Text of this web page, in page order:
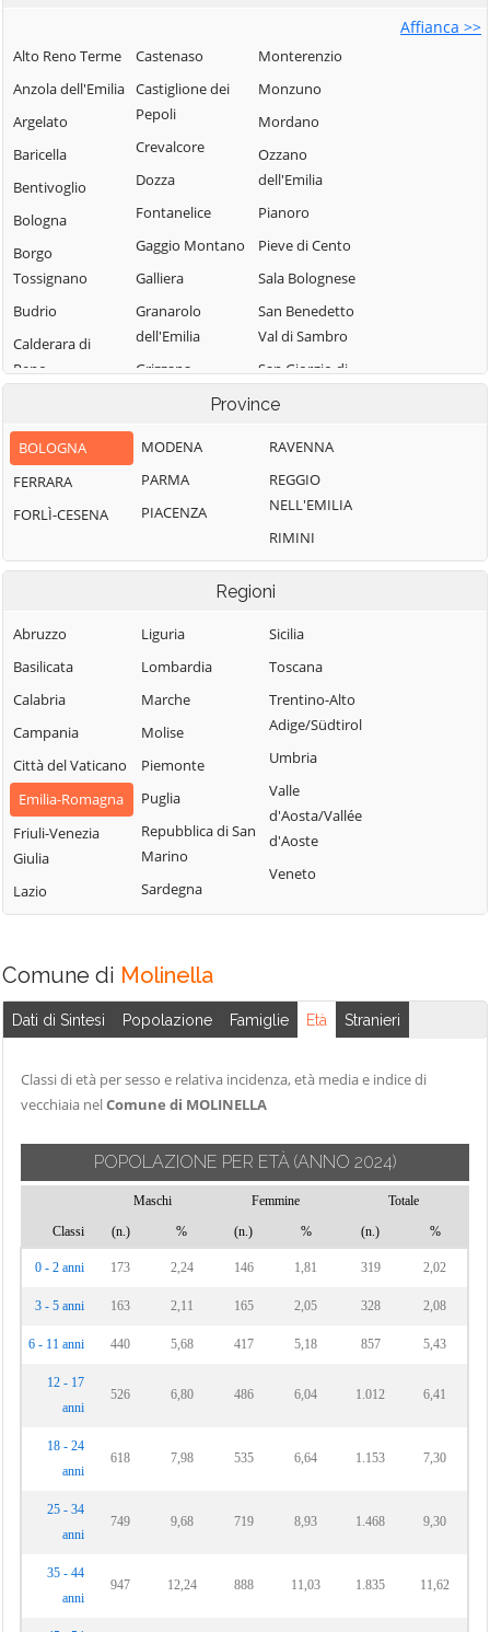
Affianca >>
Alto Reno Terme
Anzola dell'Emilia
Argelato
Baricella
Bentivoglio
Bologna
Borgo
Tossignano
Budrio
Calderara di
Reno
Casalecchio di
Reno
Casalfiumanese
Castel d'Aiano
Castel del Rio
Castel Guelfo di
Terme
Castello d'Argile
Castenaso
Castiglione dei
Pepoli
Crevalcore
Dozza
Fontanelice
Gaggio Montano
Galliera
Granarolo
dell'Emilia
Grizzana
Belvedere
Loiano
Minerbio
Monterenzio
Monzuno
Mordano
Ozzano
dell'Emilia
Pianoro
Pieve di Cento
Sala Bolognese
San Benedetto
Val di Sambro
San Giorgio di
Persiceto
San Lazzaro di
Savena
San Pietro in
Casale
Sant'Agata
Bolognese
Sasso Marconi
Valsamoggia
Vergato
Zola Predosa
Province
BOLOGNA
FERRARA
FORLÌ-CESENA
MODENA
PARMA
PIACENZA
RAVENNA
REGGIO
NELL'EMILIA
RIMINI
Regioni
Abruzzo
Basilicata
Calabria
Campania
Città del Vaticano
Emilia-Romagna
Friuli-Venezia
Giulia
Lazio
Liguria
Lombardia
Marche
Molise
Piemonte
Puglia
Repubblica di San
Marino
Sardegna
Sicilia
Toscana
Trentino-Alto
Adige/Südtirol
Umbria
Valle
d'Aosta/Vallée
d'Aoste
Veneto
Comune di Molinella
Dati di Sintesi Popolazione Famiglie Età Stranieri
Classi di età per sesso e relativa incidenza, età media e indice di
vecchiaia nelComune di MOLINELLA
POPOLAZIONE PER ETÀ (ANNO 2024)
Maschi Femmine
Totale
Classi
(n.) % (n.) % (n.) %
0 - 2 anni 173 2,24 146 1,81 319 2,02
3 - 5 anni 163 2,11 165 2,05 328 2,08
6 - 11 anni 440 5,68 417 5,18 857 5,43
12 - 17
anni
526 6,80 486 6,04 1.012 6,41
18 - 24
anni
618 7,98 535 6,64 1.153 7,30
25 - 34
anni
749 9,68 719 8,93 1.468 9,30
35 - 44
anni
947 12,24 888 11,03 1.835 11,62